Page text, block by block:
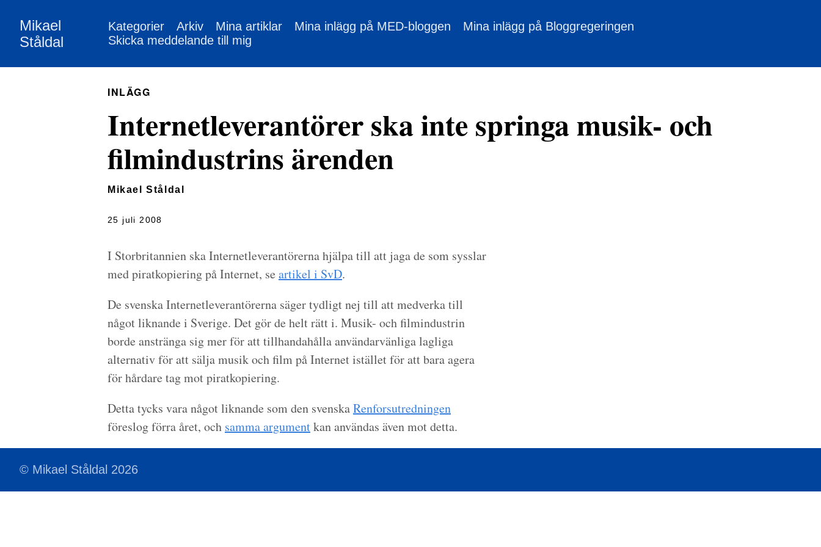
Mikael
Ståldal
Kategorier Arkiv Mina artiklar Mina inlägg på MED-bloggen
Mina inlägg på Bloggregeringen
Skicka meddelande till mig
INLÄGG
Internetleverantörer ska inte springa musik- och
filmindustrins ärenden
Mikael Ståldal
25 juli 2008
I Storbritannien ska Internetleverantörerna hjälpa till att jaga de som sysslar
med piratkopiering på Internet, se artikel i SvD.
De svenska Internetleverantörerna säger tydligt nej till att medverka till
något liknande i Sverige. Det gör de helt rätt i. Musik- och filmindustrin
borde anstränga sig mer för att tillhandahålla användarvänliga lagliga
alternativ för att sälja musik och film på Internet istället för att bara agera
för hårdare tag mot piratkopiering.
Detta tycks vara något liknande som den svenskaRenforsutredningen
föreslog förra året, och samma argumentkan användas även mot detta.
© Mikael Ståldal 2026